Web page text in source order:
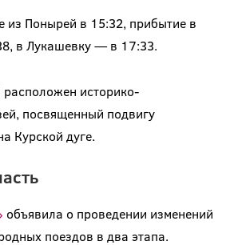
из Понырей в 15:32, прибытие в
в Лукашевку — в 17:33.
расположен историко-
посвященный подвигу
Курской дуге.
объявила о проведении изменений
поездов в два этапа.